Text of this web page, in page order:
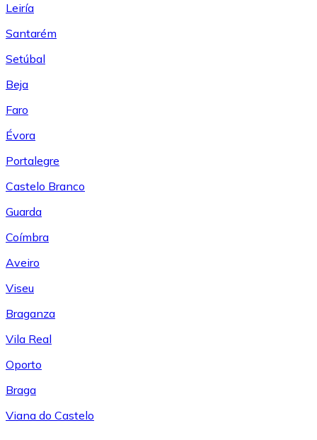
Leiría
Santarém
Setúbal
Beja
Faro
Évora
Portalegre
Castelo Branco
Guarda
Coímbra
Aveiro
Viseu
Braganza
Vila Real
Oporto
Braga
Viana do Castelo